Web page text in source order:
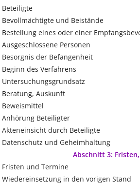
Beteiligte
Bevollmächtigte und Beistände
Bestellung eines oder einer
Ausgeschlossene Personen
Besorgnis der Befangenheit
Beginn des Verfahrens
Untersuchungsgrundsatz
Beratung, Auskunft
Beweismittel
Anhörung Beteiligter
Akteneinsicht durch Beteiligte
Datenschutz und Geheimhaltung
Abschnitt 3:
Fristen und Termine
Wiedereinsetzung in den vorigen Stand